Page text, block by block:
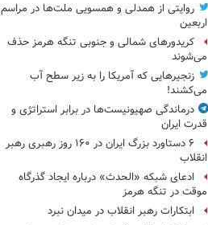
روایتی از همدلی و همسویی ملت‌ها در مراسم
اربعین
کریدورهای شمالی و جنوبی تنگه هرمز حذف
می‌شوند
زنجیرهایی که آمریکا را به زیر سطح آب
می‌کشند!
درماندگی صهیونیست‌ها در برابر استراتژی و
قدرت ایران
۶ دستاورد بزرگ ایران در ۱۶۰ روز رهبری رهبر
انقلاب
ادعای شبکه «الحدث» درباره ایجاد گذرگاه
موقت در تنگه هرمز
ابتکارات رهبر انقلاب در میدان نبرد